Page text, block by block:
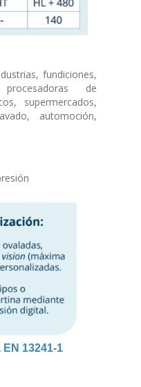
fundiciones,
de
supermercados,
automoción,
13241-1